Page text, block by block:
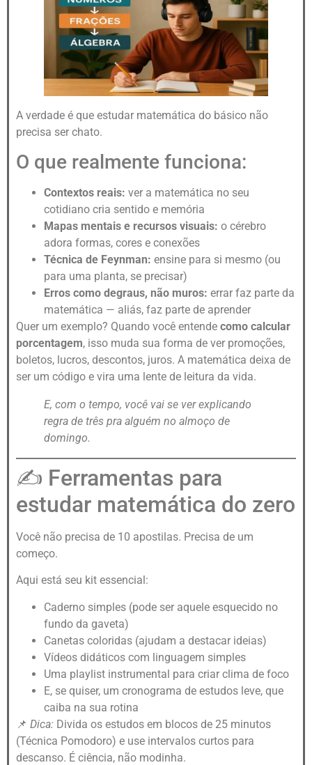
A verdade é que estudar matemática do básico não
precisa ser chato.
O que realmente funciona:
Contextos reais: ver a matemática no seu
cotidiano cria sentido e memória
Mapas mentais e recursos visuais: o cérebro
adora formas, cores e conexões
Técnica de Feynman: ensine para si mesmo (ou
para uma planta, se precisar)
Erros como degraus, não muros: errar faz parte da
matemática — aliás, faz parte de aprender
Quer um exemplo? Quando você entende como calcular
porcentagem, isso muda sua forma de ver promoções,
boletos, lucros, descontos, juros. A matemática deixa de
ser um código e vira uma lente de leitura da vida.
E, com o tempo, você vai se ver explicando
regra de três pra alguém no almoço de
domingo.
✍️ Ferramentas para
estudar matemática do zero
Você não precisa de 10 apostilas. Precisa de um
começo.
Aqui está seu kit essencial:
Caderno simples (pode ser aquele esquecido no
fundo da gaveta)
Canetas coloridas (ajudam a destacar ideias)
Vídeos didáticos com linguagem simples
Uma playlist instrumental para criar clima de foco
E, se quiser, um cronograma de estudos leve, que
caiba na sua rotina
📌 Dica: Divida os estudos em blocos de 25 minutos
(Técnica Pomodoro) e use intervalos curtos para
descanso. É ciência, não modinha.